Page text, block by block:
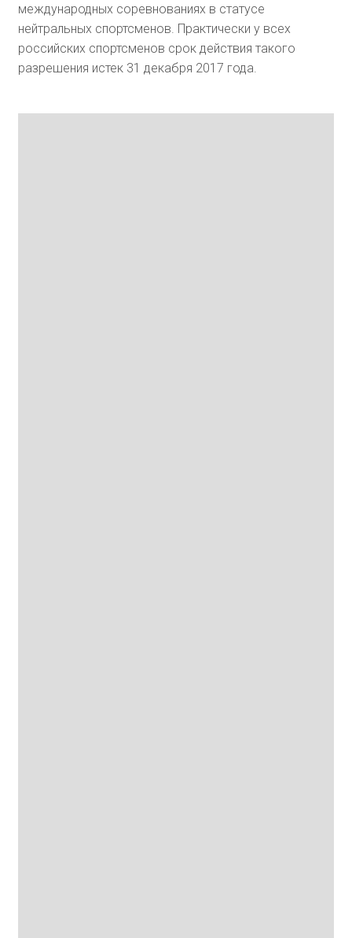
международных соревнованиях в статусе
нейтральных спортсменов. Практически у всех
российских спортсменов срок действия такого
разрешения истек 31 декабря 2017 года.